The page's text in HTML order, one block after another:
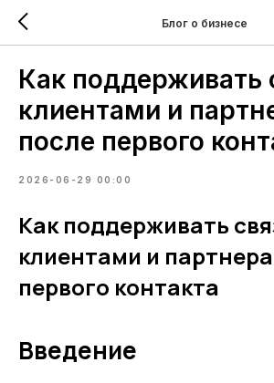
Блог о бизнесе
Как поддерживать
клиентами и
после первого
2026-06-29 00:00
Как поддерживать
клиентами и
первого контакта
Введение